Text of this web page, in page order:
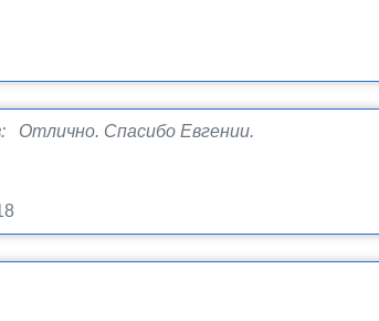
Отлично. Спасибо Евгении.